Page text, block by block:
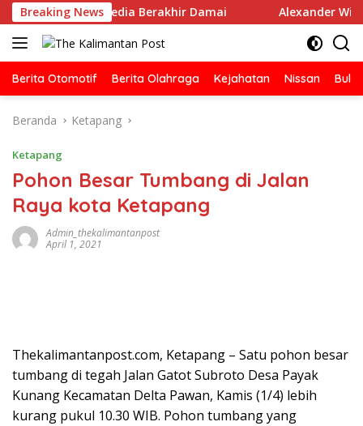
Langsung
ke
konten
Breaking News
Oknum Media Berakhir Damai Alexander Wilyo
Berita Otomotif Berita Olahraga Kejahatan Nissan
Beranda Ketapang
Ketapang
Pohon Besar Tumbang di Jalan
Raya kota Ketapang
Admin_thekalimantanpost
April 1, 2021
Thekalimantanpost.com, Ketapang – Satu pohon besar
tumbang di tegah Jalan Gatot Subroto Desa Payak
Kunang Kecamatan Delta Pawan, Kamis (1/4) lebih
kurang pukul 10.30 WIB. Pohon tumbang yang